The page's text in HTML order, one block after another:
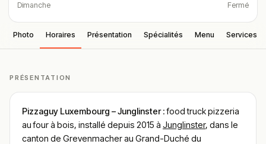
Dimanche Fermé
Photo Horaires Présentation Spécialités Menu Services
PRÉSENTATION
Pizzaguy Luxembourg – Junglinster: food truck pizzeria
au four à bois, installé depuis 2015 à Junglinster, dans le
canton de Grevenmacher au Grand-Duché du